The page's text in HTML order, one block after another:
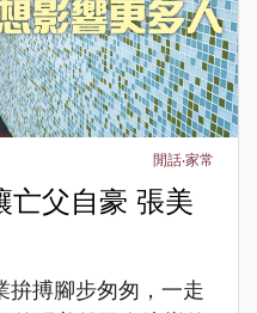
閒話‧家常
亡父自豪 張美
拚搏腳步匆匆，一走